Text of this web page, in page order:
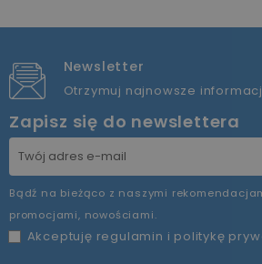
Newsletter
Otrzymuj najnowsze
Zapisz się do newslettera
Bądź na bieżąco z naszymi
promocjami, nowościami.
Akceptuję regulamin i politykę